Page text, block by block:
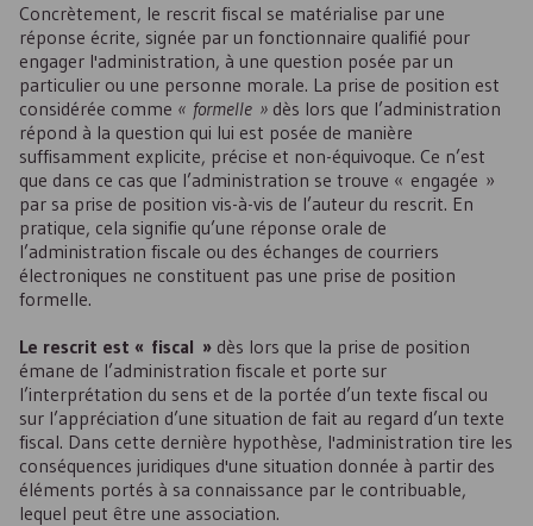
Concrètement, le rescrit fiscal se matérialise par une
réponse écrite, signée par un fonctionnaire qualifié pour
engager l'administration, à une question posée par un
particulier ou une personne morale. La prise de position est
considérée comme « formelle » dès lors que l’administration
répond à la question qui lui est posée de manière
suffisamment explicite, précise et non-équivoque. Ce n’est
que dans ce cas que l’administration se trouve « engagée »
par sa prise de position vis-à-vis de l’auteur du rescrit. En
pratique, cela signifie qu’une réponse orale de
l’administration fiscale ou des échanges de courriers
électroniques ne constituent pas une prise de position
formelle.
Le rescrit est « fiscal » dès lors que la prise de position
émane de l’administration fiscale et porte sur
l’interprétation du sens et de la portée d’un texte fiscal ou
sur l’appréciation d’une situation de fait au regard d’un texte
fiscal. Dans cette dernière hypothèse, l'administration tire les
conséquences juridiques d'une situation donnée à partir des
éléments portés à sa connaissance par le contribuable,
lequel peut être une association.